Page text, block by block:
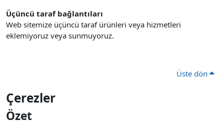
Üçüncü taraf bağlantıları
Web sitemize üçüncü taraf ürünleri veya hizmetleri
eklemiyoruz veya sunmuyoruz.
Üste dön
Çerezler
Özet